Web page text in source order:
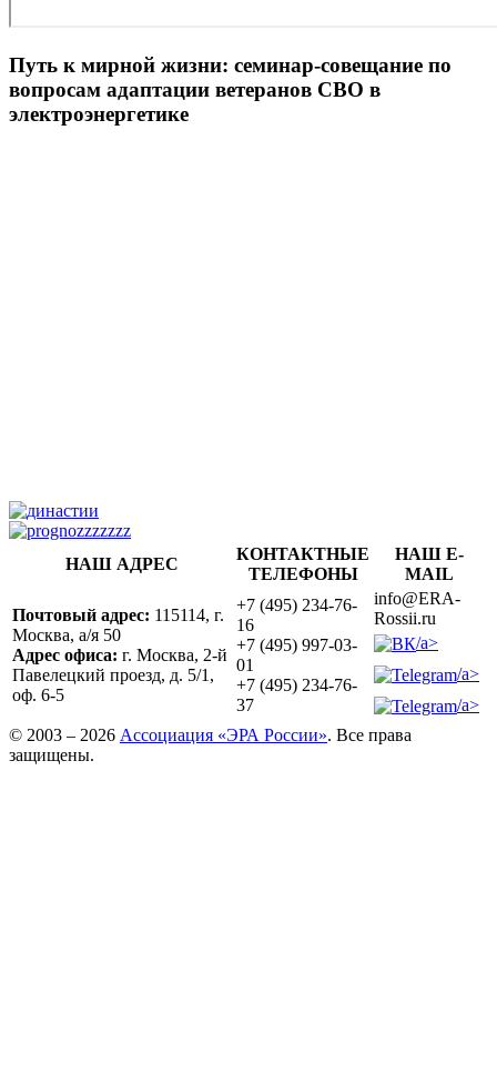
Путь к мирной жизни: семинар-совещание по
вопросам адаптации ветеранов СВО в
электроэнергетике
НАШ АДРЕС
КОНТАКТНЫЕ
ТЕЛЕФОНЫ
НАШ E-
MAIL
Почтовый адрес: 115114, г.
Москва, а/я 50
Адрес офиса: г. Москва, 2-й
Павелецкий проезд, д. 5/1,
оф. 6-5
+7 (495) 234-76-
16
+7 (495) 997-03-
01
+7 (495) 234-76-
37
info@ERA-
Rossii.ru
/a>
/a>
/a>
© 2003 – 2026 Ассоциация «ЭРА России». Все права
защищены.